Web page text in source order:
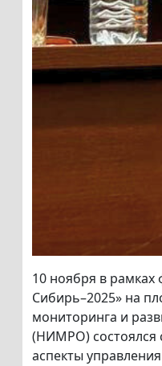
10 ноября в рамках
Сибирь–2025» на
мониторинга и
(НИМРО) состоялся
аспекты